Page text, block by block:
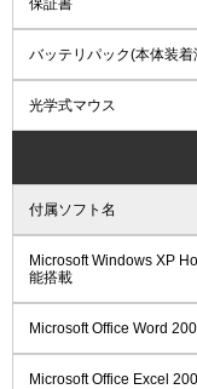
保証書
バッテリパック(本体装着
光学式マウス
付属ソフト名
Microsoft Windows XP
能搭載
Microsoft Office Word
Microsoft Office Excel